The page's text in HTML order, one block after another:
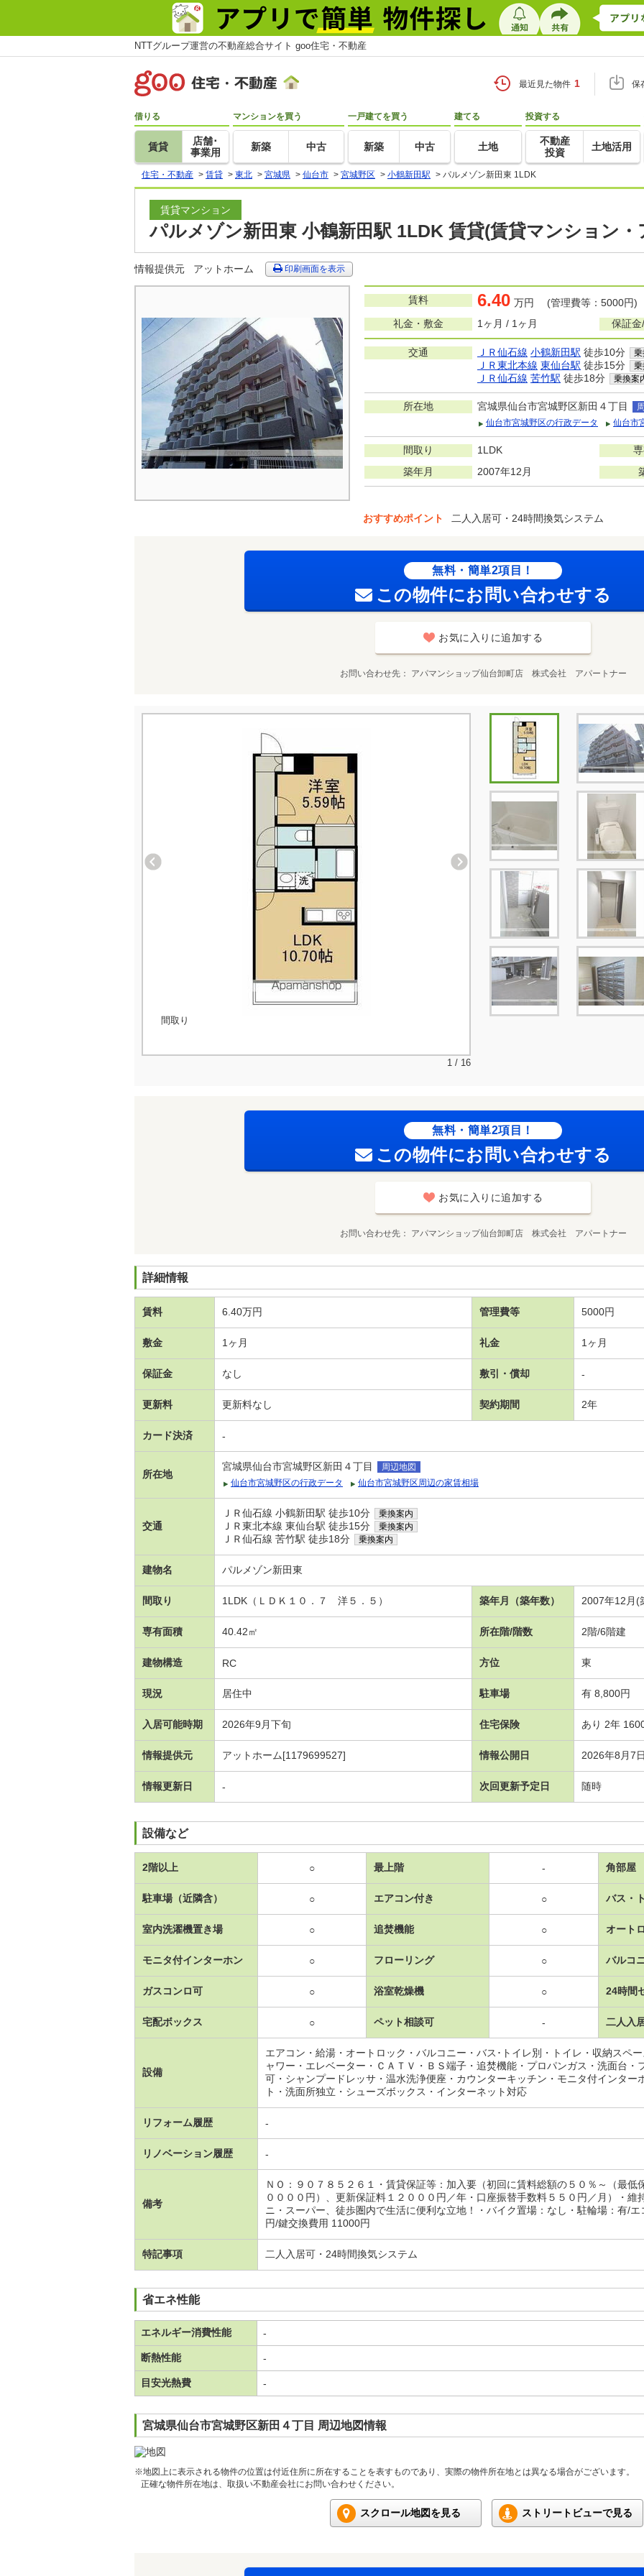
NTTグループ運営の不動産総合サイト goo住宅・不動産
最近見た物件 1 保
借りる
賃貸
店舗･
事業用
マンションを買う
新築 中古
一戸建てを買う
新築 中古
建てる
土地
投資する
不動産
投資
土地活用
住宅・不動産 > 賃貸 > 東北 > 宮城県 > 仙台市 > 宮城野区 > 小鶴新田駅 > パルメゾン新田東 1LDK
賃貸マンション
パルメゾン新田東 小鶴新田駅 1LDK 賃貸(賃貸マンション・
情報提供元 アットホーム 印刷画面を表示
賃料 6.40 万円 (管理費等：5000円)
礼金・敷金
1ヶ月 / 1ヶ月 保証金
交通 ＪＲ仙石線 小鶴新田駅 徒歩10分 乗
ＪＲ東北本線 東仙台駅 徒歩15分 乗
ＪＲ仙石線 苦竹駅 徒歩18分 乗換案
所在地 宮城県仙台市宮城野区新田４丁目
仙台市宮城野区の行政データ
仙台市
間取り 1LDK
築年月 2007年12月
おすすめポイント 二人入居可・24時間換気システム
無料・簡単2項目！
この物件にお問い合わせする
お気に入りに追加する
お問い合わせ先 アパマンショップ仙台卸町店 株式会社 アパートナー
間取り
1 / 16
無料・簡単2項目！
この物件にお問い合わせする
お気に入りに追加する
お問い合わせ先 アパマンショップ仙台卸町店 株式会社 アパートナー
詳細情報
賃料 6.40万円 管理費等 5000円
敷金 1ヶ月 礼金 1ヶ月
保証金 なし 敷引・償却 -
更新料 更新料なし 契約期間 2年
カード決済 -
所在地
宮城県仙台市宮城野区新田４丁目
周辺地図
仙台市宮城野区の行政データ
仙台市宮城野区周辺の家賃相場
交通
ＪＲ仙石線 小鶴新田駅 徒歩10分 乗換案内
ＪＲ東北本線 東仙台駅 徒歩15分 乗換案内
ＪＲ仙石線 苦竹駅 徒歩18分 乗換案内
建物名 パルメゾン新田東
間取り 1LDK（ＬＤＫ１０．７ 洋５．５） 築年月（築年数） 2007年12月(
専有面積 40.42㎡ 所在階/階数 2階/6階建
建物構造 RC 方位 東
現況 居住中 駐車場 有 8,800円
入居可能時期 2026年9月下旬 住宅保険 あり 2年
情報提供元 アットホーム[1179699527] 情報公開日 2026年8月7日
情報更新日 - 次回更新予定日 随時
設備など
2階以上 ○ 最上階 - 角部屋
駐車場（近隣含） ○ エアコン付き ○ バス・
室内洗濯機置き場 ○ 追焚機能 ○ オート
モニタ付インターホン ○ フローリング ○ バルコ
ガスコンロ可 ○ 浴室乾燥機 ○ 24時間
宅配ボックス ○ ペット相談可 - 二人入
設備
エアコン・給湯・オートロック・バルコニー・バス･トイレ別・トイレ・収納スペ
ャワー・エレベーター・ＣＡＴＶ・ＢＳ端子・追焚機能・プロパンガス・洗面台・
可・シャンプードレッサ・温水洗浄便座・カウンターキッチン・モニタ付インター
ト・洗面所独立・シューズボックス・インターネット対応
リフォーム履歴 -
リノベーション履歴 -
備考
ＮＯ：９０７８５２６１・賃貸保証等：加入要（初回に賃料総額の５０％～（最低
００００円）、更新保証料１２０００円／年・口座振替手数料５５０円／月）・
ニ・スーパー、徒歩圏内で生活に便利な立地！・バイク置場：なし・駐輪場：有/
円/鍵交換費用 11000円
特記事項 二人入居可・24時間換気システム
省エネ性能
エネルギー消費性能 -
断熱性能 -
目安光熱費 -
宮城県仙台市宮城野区新田４丁目 周辺地図情報
※地図上に表示される物件の位置は付近住所に所在することを表すものであり、実際の物件所在地とは異なる場合がございます。
正確な物件所在地は、取扱い不動産会社にお問い合わせください。
スクロール地図を見る ストリートビューで見る